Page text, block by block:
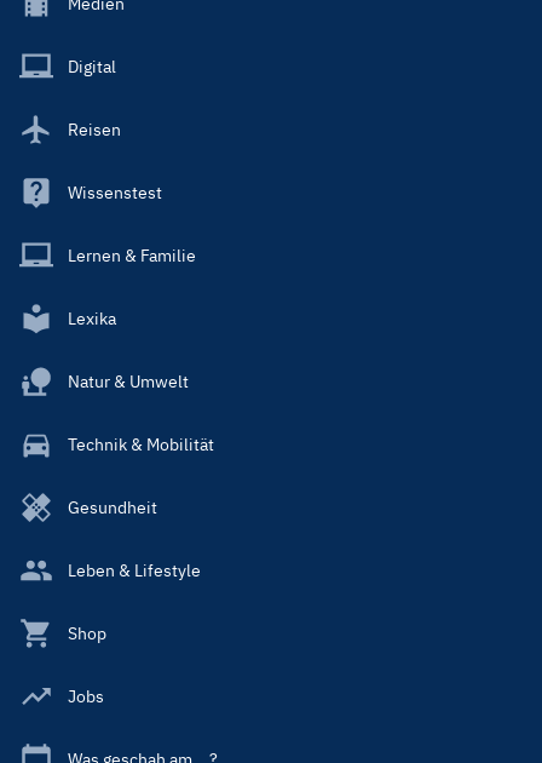
Main
Digital
Reisen
Wissenstest
Lernen & Familie
Lexika
Natur & Umwelt
Technik & Mobilität
Gesundheit
Leben & Lifestyle
Shop
Jobs